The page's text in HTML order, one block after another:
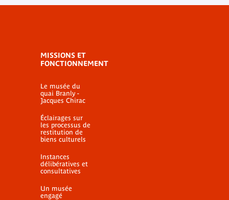
MISSIONS ET
FONCTIONNEMENT
Le musée du
quai Branly -
Jacques Chirac
Éclairages sur
les processus de
restitution de
biens culturels
Instances
délibératives et
consultatives
Un musée
engagé